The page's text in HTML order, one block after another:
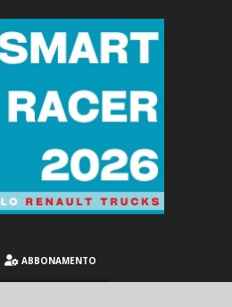
ABBONAMENTO